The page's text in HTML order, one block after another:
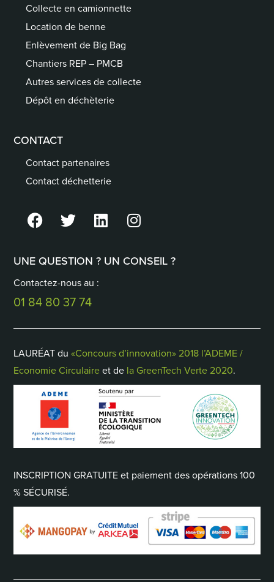
Collecte en camionnette
Location de benne
Enlèvement de Big Bag
Chantiers REP – PMCB
Autres services de collecte
Dépôt en déchèterie
CONTACT
Contact partenaires
Contact déchetterie
UNE QUESTION ? UN CONSEIL ?
Contactez-nous au :
01 84 80 37 74
LAURÉAT du«Concours d’innovation» 2018 l’ADEME /
Economie Circulaireet de la GreenTech Verte 2020.
INSCRIPTION GRATUITE et paiement des opérations 100
% SÉCURISÉ.